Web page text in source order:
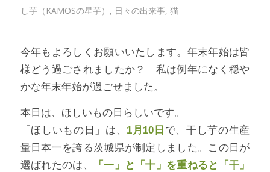
し芋（KAMOSの星芋） , 日々の出来事, 猫
今年もよろしくお願いいたします。年末年始は皆
様どう過ごされましたか？ 私は例年になく穏や
かな年末年始が過ごせました。
本日は、ほしいもの日らしいです。
「ほしいもの日」は、 1月10日 で、干し芋の生産
量日本一を誇る茨城県が制定しました。この日が
選ばれたのは、
「一」と「十」を重ねると「干」